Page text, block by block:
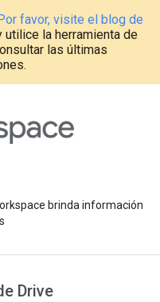
favor, visite el blog de
utilice la herramienta de
las últimas
brinda información
Drive